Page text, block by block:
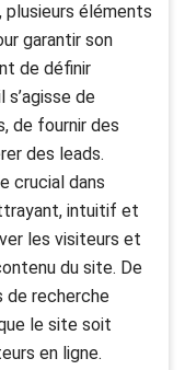
plusieurs éléments
garantir son
de définir
de
de fournir des
des leads.
crucial dans
intuitif et
les visiteurs et
du site. De
de recherche
le site soit
en ligne.